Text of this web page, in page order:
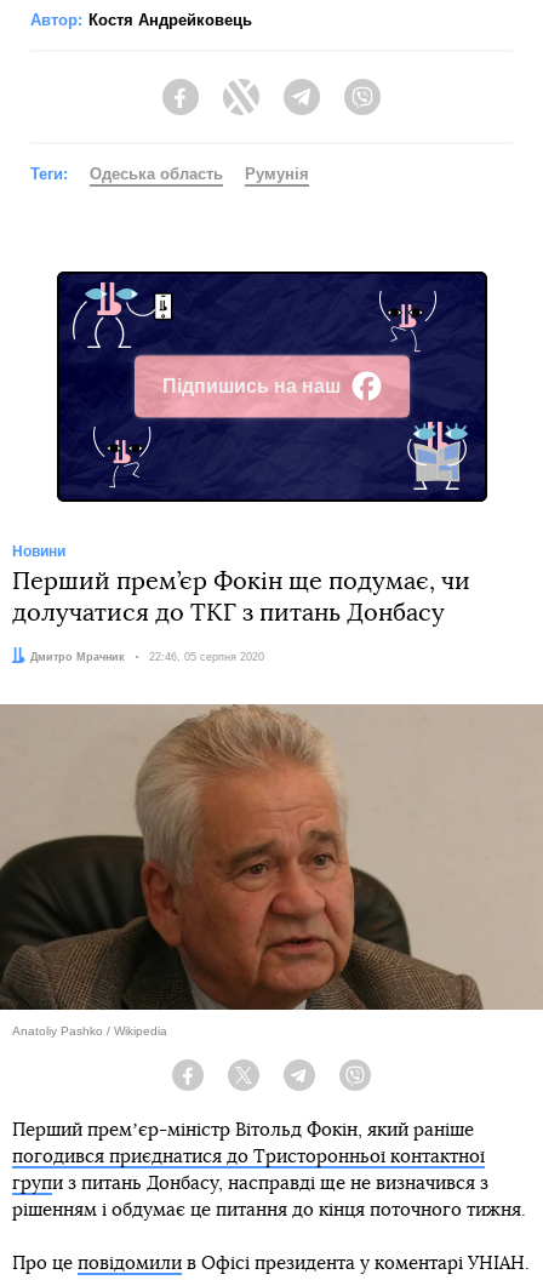
Автор: Костя Андрейковець
FacebookTwitter Telegram
Теги: Одеська область Румунія
Підпишись на наш
Facebook
Новини
Перший прем’єр Фокін ще подумає, чи
долучатися до ТКГ з питань Донбасу
Автор:
Дмитро Мрачник Дата:
22:46, 05 серпня 2020
Anatoliy Pashko / Wikipedia
Facebook Twitter Telegram
Перший премʼєр-міністр Вітольд Фокін, який раніше
погодився приєднатися до Тристоронньої контактної
групи з питань Донбасу, насправді ще не визначився з
рішенням і обдумає це питання до кінця поточного тижня.
Про це повідомили в Офісі президента у коментарі УНІАН.